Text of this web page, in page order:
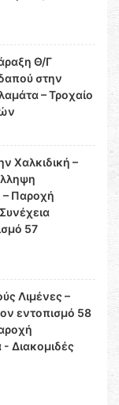
Θ/Γ
στην
– Τροχαίο
Χαλκιδική –
– Παροχή
57
Λιμένες –
εντοπισμό 58
Διακομιδές